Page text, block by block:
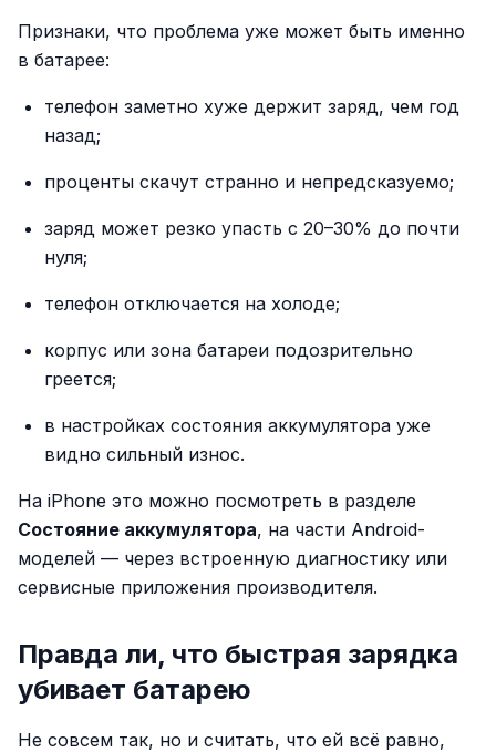
Признаки, что проблема уже может быть именно
в батарее:
телефон заметно хуже держит заряд, чем год
назад;
проценты скачут странно и непредсказуемо;
заряд может резко упасть с 20–30% до почти
нуля;
телефон отключается на холоде;
корпус или зона батареи подозрительно
греется;
в настройках состояния аккумулятора уже
видно сильный износ.
На iPhone это можно посмотреть в разделе
Состояние аккумулятора, на части Android-
моделей — через встроенную диагностику или
сервисные приложения производителя.
Правда ли, что быстрая зарядка
убивает батарею
Не совсем так, но и считать, что ей всё равно,